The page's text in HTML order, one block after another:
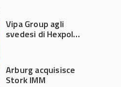
Vipa Group agli
svedesi di Hexpol
Arburg acquisisce
Stork IMM